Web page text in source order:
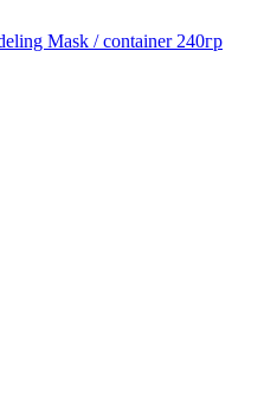
Mask / container 240гр